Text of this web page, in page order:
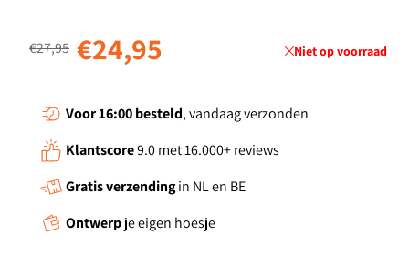
Normale prijs
€27,95
Aanbiedingsprijs
€24,95 Niet op voorraad
Voor 16:00besteld, vandaag verzonden
Klantscore9.0 met 16.000+ reviews
Gratis verzendingin NL en BE
Ontwerpje eigen hoesje